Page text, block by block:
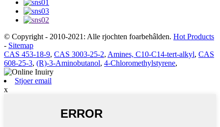
© Copyright - 2010-2021: Alle rjochten foarbehâlden. Hot Products
- Sitemap
CAS 453-18-9, CAS 3003-25-2, Amines, C10-C14-tert-alkyl, CAS
608-25-3, (R)-3-Aminobutanol, 4-Chloromethylstyrene,
Stjoer email
x